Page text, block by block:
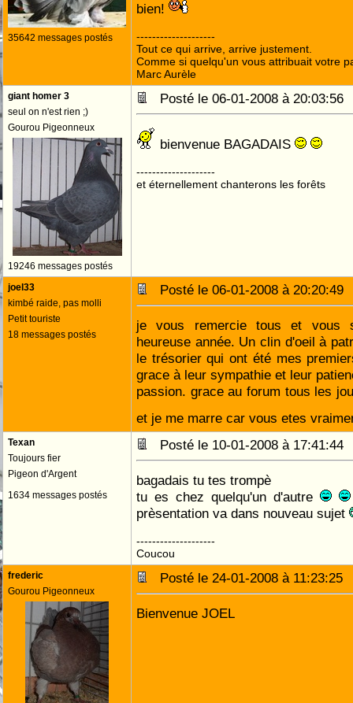
35642 messages postés
bien!
--------------------
Tout ce qui arrive, arrive justement.
Comme si quelqu'un vous attribuait votre
Marc Aurèle
giant homer 3
seul on n'est rien ;)
Gourou Pigeonneux
19246 messages postés
Posté le 06-01-2008 à
bienvenue BAGADAIS
--------------------
et éternellement chanterons les forêts
joel33
kimbé raide, pas molli
Petit touriste
18 messages postés
Posté le 06-01-2008 à
je vous remercie tous et vous
heureuse année. Un clin d'oeil à
le trésorier qui ont été mes
grace à leur sympathie et leur
passion. grace au forum tous les
et je me marre car vous etes
Texan
Toujours fier
Pigeon d'Argent
1634 messages postés
Posté le 10-01-2008 à
bagadais tu tes trompè
tu es chez quelqu'un d'autre
prèsentation va dans nouveau sujet
--------------------
Coucou
frederic
Gourou Pigeonneux
Posté le 24-01-2008 à
Bienvenue JOEL